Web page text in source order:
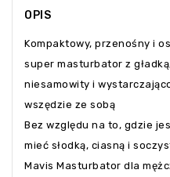
OPIS
Kompaktowy, przenośny i
super masturbator z
niesamowity i
wszędzie ze sobą
Bez względu na to, gdzie
mieć słodką, ciasną i
Mavis Masturbator dla